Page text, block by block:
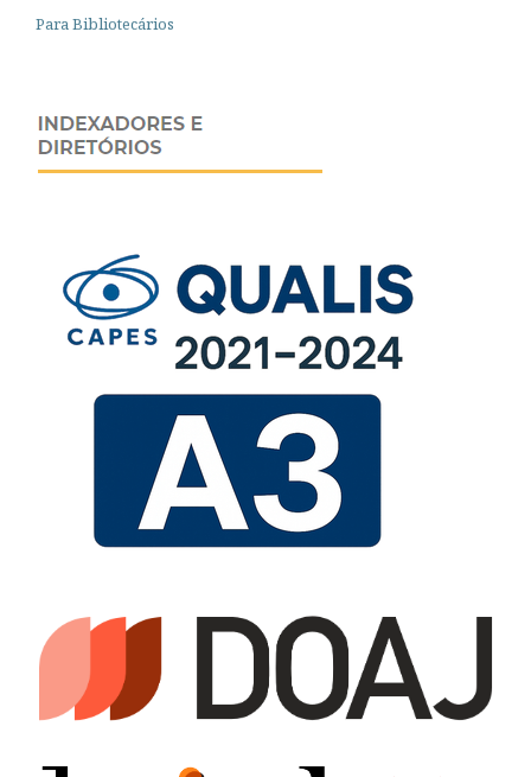
Para Bibliotecários